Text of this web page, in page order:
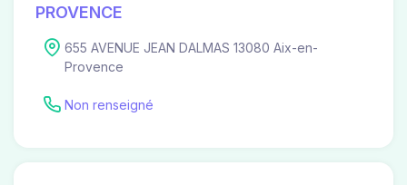
PROVENCE
655 AVENUE JEAN DALMAS 13080 Aix-en-
Provence
Non renseigné